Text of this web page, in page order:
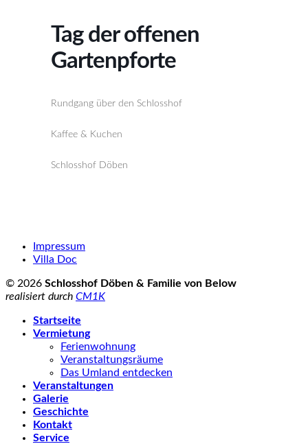
Tag der offenen
Gartenpforte
Rundgang über den Schlosshof
Kaffee & Kuchen
Schlosshof Döben
Impressum
Villa Doc
© 2026 Schlosshof Döben & Familie von Below
realisiert durch CM1K
Startseite
Vermietung
Ferienwohnung
Veranstaltungsräume
Das Umland entdecken
Veranstaltungen
Galerie
Geschichte
Kontakt
Service